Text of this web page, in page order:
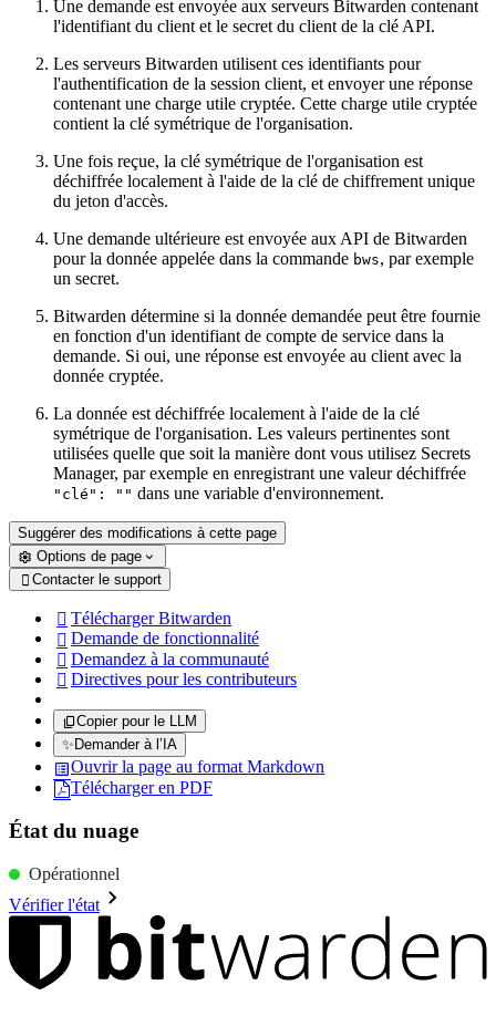
Une demande est envoyée aux serveurs Bitwarden contenant
l'identifiant du client et le secret du client de la clé API.
Les serveurs Bitwarden utilisent ces identifiants pour
l'authentification de la session client, et envoyer une réponse
contenant une charge utile cryptée. Cette charge utile cryptée
contient la clé symétrique de l'organisation.
Une fois reçue, la clé symétrique de l'organisation est
déchiffrée localement à l'aide de la clé de chiffrement unique
du jeton d'accès.
Une demande ultérieure est envoyée aux API de Bitwarden
pour la donnée appelée dans la commande bws, par exemple
un secret.
Bitwarden détermine si la donnée demandée peut être fournie
en fonction d'un identifiant de compte de service dans la
demande. Si oui, une réponse est envoyée au client avec la
donnée cryptée.
La donnée est déchiffrée localement à l'aide de la clé
symétrique de l'organisation. Les valeurs pertinentes sont
utilisées quelle que soit la manière dont vous utilisez Secrets
Manager, par exemple en enregistrant une valeur déchiffrée
"clé": "" dans une variable d'environnement.
Suggérer des modifications à cette page
Options de page
 Contacter le support
 Télécharger Bitwarden
 Demande de fonctionnalité
 Demandez à la communauté
 Directives pour les contributeurs
Copier pour le LLM
✨ Demander à l’IA
Ouvrir la page au format Markdown
Télécharger en PDF
État du nuage
Opérationnel
Vérifier l'état